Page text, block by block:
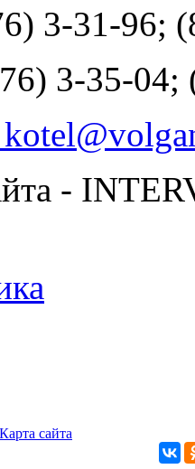
3-31-96;
3-35-04;
-
Карта сайта